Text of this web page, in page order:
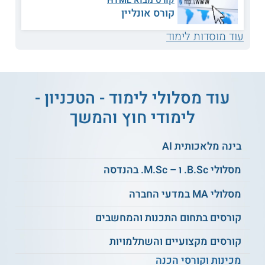
תכנית הלימודים מבוססת על כל הידע התיאורטי
היסודי בתחום הפיתוח והתכנות, והיא כוללת לימוד
עיוני מעמיק של מגוון נושאים, כגון:
תכנות מונחה עצמים אלגוריתמים
מבוא לתכנות מערכות
הנדסת תוכנה - שיטות
מובילות
בסיסי נתוניםומערכות
בסיסי נתונים
קורס אונליין
עוד מוסדות לימוד
עוד מסלולי לימוד - הטכניון -
לימודי חוץ והמשך
בינה מלאכותית AI
מסלולי B.Sc. ו – M.Sc. בהנדסה
מסלולי MA במדעי החברה
קורסים בתחום התכנות והמחשבים
קורסים מקצועיים והשתלמויות
מכינות וקורסי הכנה